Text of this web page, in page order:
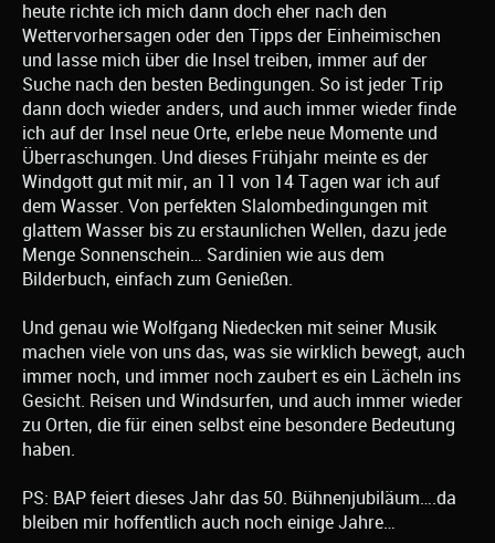
heute richte ich mich dann doch eher nach den
Wettervorhersagen oder den Tipps der Einheimischen
und lasse mich über die Insel treiben, immer auf der
Suche nach den besten Bedingungen. So ist jeder Trip
dann doch wieder anders, und auch immer wieder finde
ich auf der Insel neue Orte, erlebe neue Momente und
Überraschungen. Und dieses Frühjahr meinte es der
Windgott gut mit mir, an 11 von 14 Tagen war ich auf
dem Wasser. Von perfekten Slalombedingungen mit
glattem Wasser bis zu erstaunlichen Wellen, dazu jede
Menge Sonnenschein… Sardinien wie aus dem
Bilderbuch, einfach zum Genießen.
Und genau wie Wolfgang Niedecken mit seiner Musik
machen viele von uns das, was sie wirklich bewegt, auch
immer noch, und immer noch zaubert es ein Lächeln ins
Gesicht. Reisen und Windsurfen, und auch immer wieder
zu Orten, die für einen selbst eine besondere Bedeutung
haben.
PS: BAP feiert dieses Jahr das 50. Bühnenjubiläum….da
bleiben mir hoffentlich auch noch einige Jahre…